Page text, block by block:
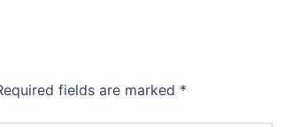
fields are marked *